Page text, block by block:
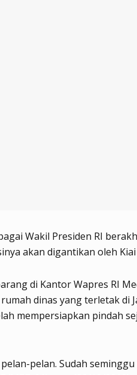
Wakil Presiden RI
akan digantikan oleh Kiai
di Kantor Wapres RI
dinas yang terletak di
mempersiapkan pindah
pelan. Sudah seminggu